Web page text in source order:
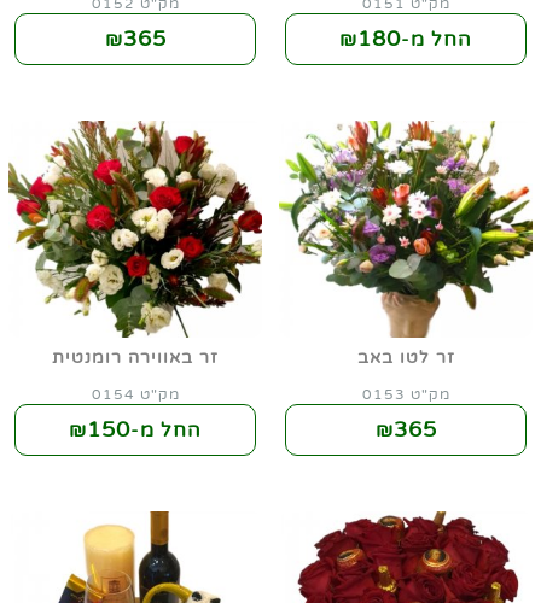
מק"ט 0151
החל מ-₪180
מק"ט 0152
₪365
זר לטו באב
מק"ט 0153
₪365
זר באווירה רומנטית
מק"ט 0154
החל מ-₪150